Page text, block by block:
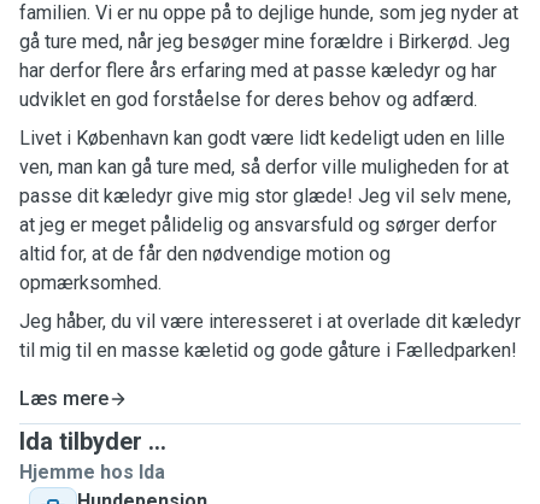
familien. Vi er nu oppe på to dejlige hunde, som jeg nyder at
gå ture med, når jeg besøger mine forældre i Birkerød. Jeg
har derfor flere års erfaring med at passe kæledyr og har
udviklet en god forståelse for deres behov og adfærd.
Livet i København kan godt være lidt kedeligt uden en lille
ven, man kan gå ture med, så derfor ville muligheden for at
passe dit kæledyr give mig stor glæde! Jeg vil selv mene,
at jeg er meget pålidelig og ansvarsfuld og sørger derfor
altid for, at de får den nødvendige motion og
opmærksomhed.
Jeg håber, du vil være interesseret i at overlade dit kæledyr
til mig til en masse kæletid og gode gåture i Fælledparken!
Læs mere
Ida tilbyder ...
Hjemme hos Ida